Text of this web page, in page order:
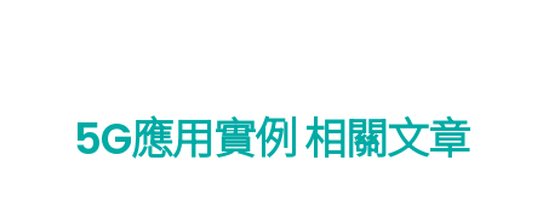
5G應用實例 相關文章